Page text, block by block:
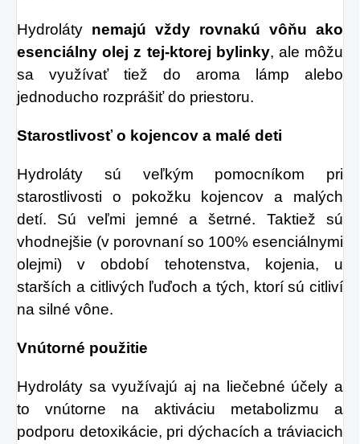
Hydroláty nemajú vždy rovnakú vôňu ako
esenciálny olej z tej-ktorej bylinky, ale môžu
sa využívať tiež do aroma lámp alebo
jednoducho rozprášiť do priestoru.
Starostlivosť o kojencov a malé deti
Hydroláty sú veľkým pomocníkom pri
starostlivosti o pokožku kojencov a malých
detí. Sú veľmi jemné a šetrné. Taktiež sú
vhodnejšie (v porovnaní so 100% esenciálnymi
olejmi) v období tehotenstva, kojenia, u
starších a citlivých ľuďoch a tých, ktorí sú citliví
na silné vône.
Vnútorné použitie
Hydroláty sa využívajú aj na liečebné účely a
to vnútorne na aktiváciu metabolizmu a
podporu detoxikácie, pri dýchacích a tráviacich